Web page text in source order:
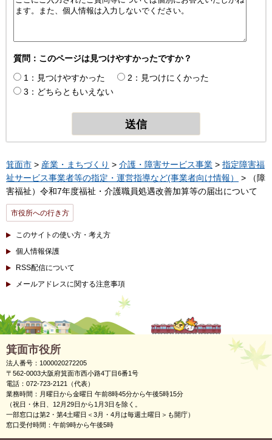
質問：このページは見つけやすかったですか？
1：見つけやすかった
2：見つけにくかった
3：どちらともいえない
箕面市 > 産業・まちづくり > 介護・障害サービス事業 > 指定障害福
祉サービス事業者等の指定・運営指導など(事業者向け情報）
> （障
害福祉）令和7年度福祉・介護職員処遇改善加算等の届出について
市役所への行き方
このサイトの使い方・考え方
個人情報保護
RSS配信について
メールアドレスに関する注意事項
箕面市役所
法人番号：1000020272205
〒562-0003大阪府箕面市西小路4丁目6番1号
電話：072-723-2121（代表）
業務時間：月曜日から金曜日 午前8時45分から午後5時15分
（祝日・休日、12月29日から1月3日を除く。
一部窓口は第2・第4土曜日＜3月・4月は毎週土曜日＞も開庁）
窓口受付時間：午前9時から午後5時